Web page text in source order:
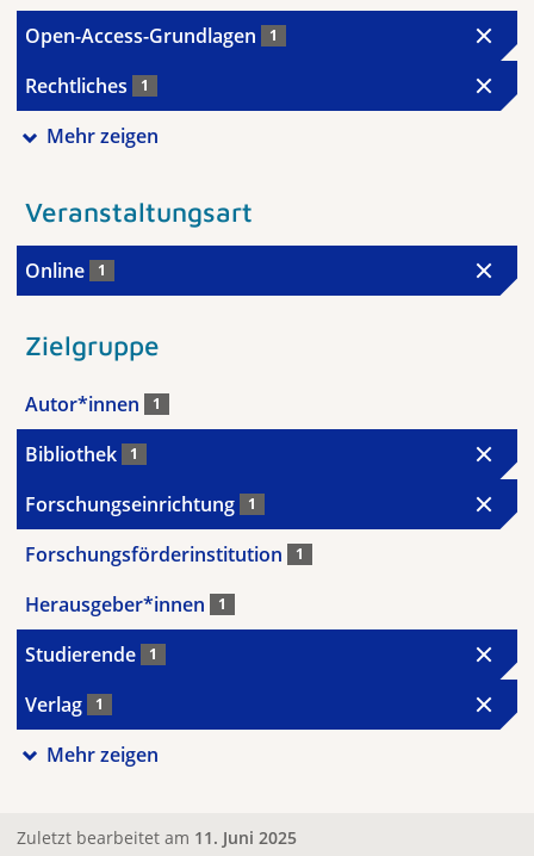
Open-Access-Grundlagen 1
Rechtliches 1
Mehr zeigen
Veranstaltungsart
Online 1
Zielgruppe
Autor*innen 1
Bibliothek 1
Forschungseinrichtung 1
Forschungsförderinstitution 1
Herausgeber*innen 1
Studierende 1
Verlag 1
Mehr zeigen
Zuletzt bearbeitet am 11. Juni 2025